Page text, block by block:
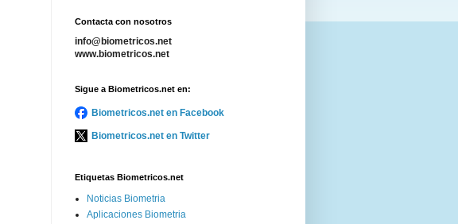
Contacta con nosotros
info@biometricos.net
www.biometricos.net
Sigue a Biometricos.net en:
Biometricos.net en Facebook
Biometricos.net en Twitter
Etiquetas Biometricos.net
Noticias Biometria
Aplicaciones Biometria